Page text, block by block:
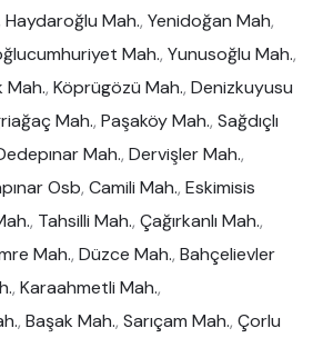
Haydaroğlu Mah., Yenidoğan Mah,
Mah., Yunusoğlu Mah.,
, Köprügözü Mah., Denizkuyusu
Mah., Paşaköy Mah., Sağdıçlı
Mah., Dervişler Mah.,
Osb, Camili Mah., Eskimisis
, Tahsilli Mah., Çağırkanlı Mah.,
Mah., Düzce Mah., Bahçelievler
, Karaahmetli Mah.,
, Başak Mah., Sarıçam Mah., Çorlu